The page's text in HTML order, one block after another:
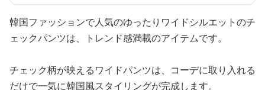
韓国ファッションで人気のゆったりワイドシルエットのチ
ェックパンツは、トレンド感満載のアイテムです。
チェック柄が映えるワイドパンツは、コーデに取り入れる
だけで一気に韓国風スタイリングが完成します。